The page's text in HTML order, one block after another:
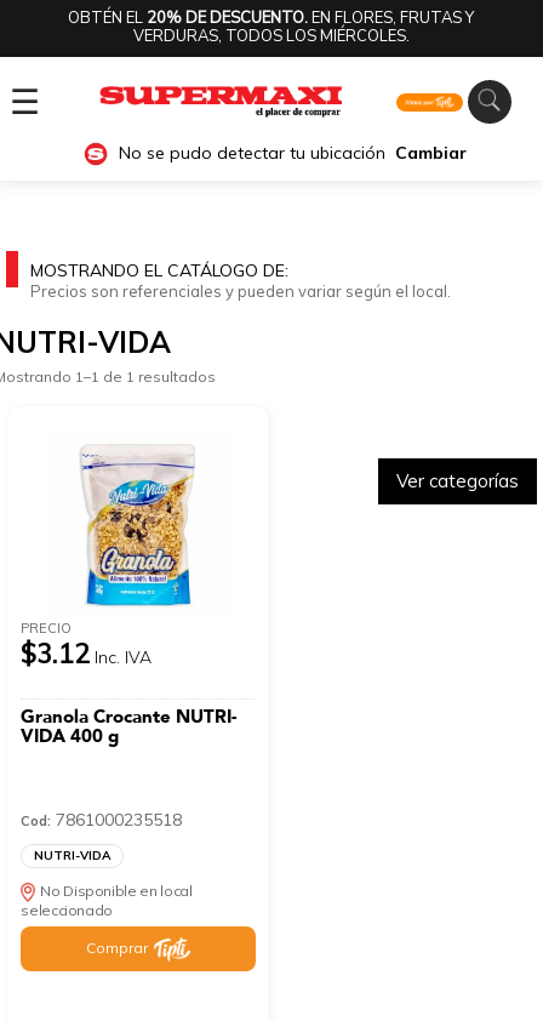
OBTÉN EL 20% DE DESCUENTO.EN FLORES, FRUTAS Y
VERDURAS, TODOS LOS MIÉRCOLES.
☰
No se pudo detectar tu ubicación Cambiar
Ver categorías
MOSTRANDO EL CATÁLOGO DE:
Precios son referenciales y pueden variar según el local.
VIDA
1–1 de 1 resultados
PRECIO
$3.12 Inc. IVA
Granola Crocante NUTRI-
VIDA 400 g
Cod: 7861000235518
NUTRI-VIDA
No Disponible en local
seleccionado
Comprar